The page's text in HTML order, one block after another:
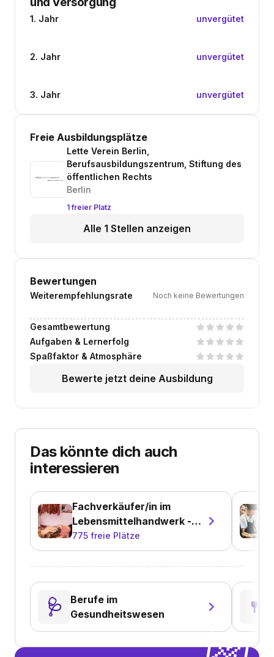
1. Jahr unvergütet
2. Jahr unvergütet
3. Jahr unvergütet
Freie Ausbildungsplätze
Lette Verein Berlin,
Berufsausbildungszentrum, Stiftung des
öffentlichen Rechts
Berlin
1 freier Platz
Alle 1 Stellen anzeigen
Bewertungen
Weiterempfehlungsrate Noch keine Bewertungen
Gesamtbewertung
Aufgaben & Lernerfolg
Spaßfaktor & Atmosphäre
Bewerte jetzt deine Ausbildung
Das könnte dich auch
interessieren
Fachverkäufer/in im
Lebensmittelhandwerk -
Fleischerei
775 freie Plätze
🩺
Berufe im
Gesundheitswesen
🍴